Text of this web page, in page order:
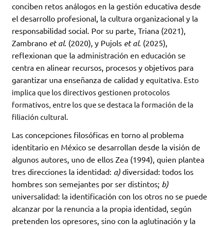
conciben retos análogos en la gestión educativa desde
el desarrollo profesional, la cultura organizacional y la
responsabilidad social. Por su parte, Triana (2021),
Zambrano et al. (2020), y Pujols et al. (2025),
reflexionan que la administración en educación se
centra en alinear recursos, procesos y objetivos para
garantizar una enseñanza de calidad y equitativa. Esto
implica que los directivos gestionen protocolos
formativos, entre los que se destaca la formación de la
filiación cultural.
Las concepciones filosóficas en torno al problema
identitario en México se desarrollan desde la visión de
algunos autores, uno de ellos Zea (1994), quien plantea
tres direcciones la identidad: a) diversidad: todos los
hombres son semejantes por ser distintos; b)
universalidad: la identificación con los otros no se puede
alcanzar por la renuncia a la propia identidad, según
pretenden los opresores, sino con la aglutinación y la